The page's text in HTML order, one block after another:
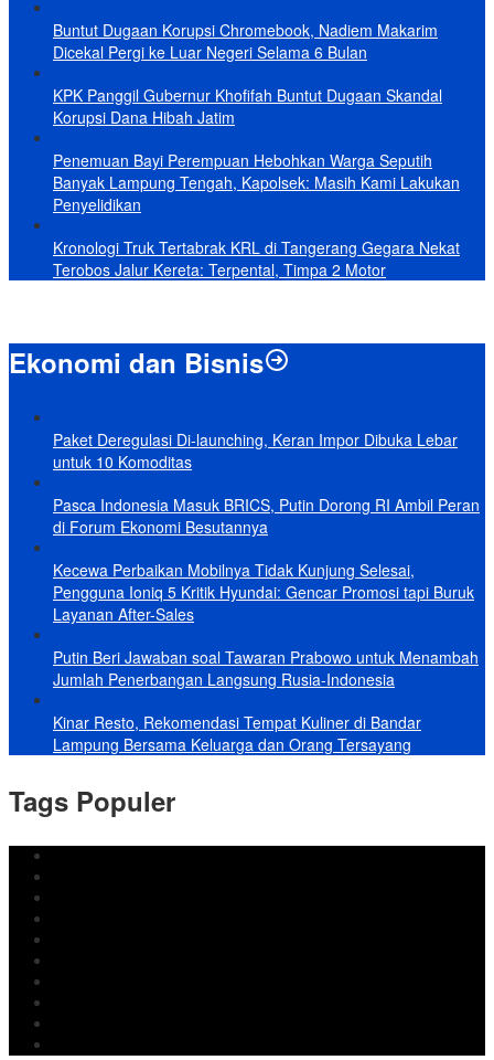
Buntut Dugaan Korupsi Chromebook, Nadiem Makarim
Dicekal Pergi ke Luar Negeri Selama 6 Bulan
KPK Panggil Gubernur Khofifah Buntut Dugaan Skandal
Korupsi Dana Hibah Jatim
Penemuan Bayi Perempuan Hebohkan Warga Seputih
Banyak Lampung Tengah, Kapolsek: Masih Kami Lakukan
Penyelidikan
Kronologi Truk Tertabrak KRL di Tangerang Gegara Nekat
Terobos Jalur Kereta: Terpental, Timpa 2 Motor
Ekonomi dan Bisnis
Paket Deregulasi Di-launching, Keran Impor Dibuka Lebar
untuk 10 Komoditas
Pasca Indonesia Masuk BRICS, Putin Dorong RI Ambil Peran
di Forum Ekonomi Besutannya
Kecewa Perbaikan Mobilnya Tidak Kunjung Selesai,
Pengguna Ioniq 5 Kritik Hyundai: Gencar Promosi tapi Buruk
Layanan After-Sales
Putin Beri Jawaban soal Tawaran Prabowo untuk Menambah
Jumlah Penerbangan Langsung Rusia-Indonesia
Kinar Resto, Rekomendasi Tempat Kuliner di Bandar
Lampung Bersama Keluarga dan Orang Tersayang
Tags Populer